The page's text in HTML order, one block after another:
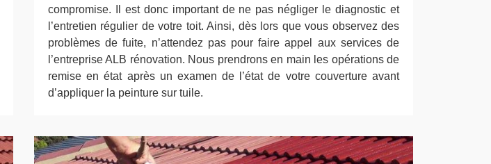
compromise. Il est donc important de ne pas négliger le diagnostic et
l’entretien régulier de votre toit. Ainsi, dès lors que vous observez des
problèmes de fuite, n’attendez pas pour faire appel aux services de
l’entreprise ALB rénovation. Nous prendrons en main les opérations de
remise en état après un examen de l’état de votre couverture avant
d’appliquer la peinture sur tuile.